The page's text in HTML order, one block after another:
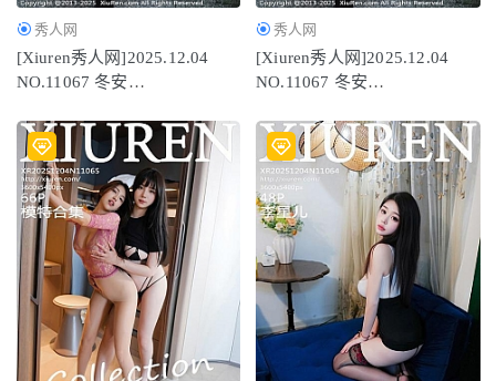
秀人网
[Xiuren秀人网]2025.12.04
NO.11067 冬安
秀人网
[Xiuren秀人网]2025.12.04
NO.11067 冬安